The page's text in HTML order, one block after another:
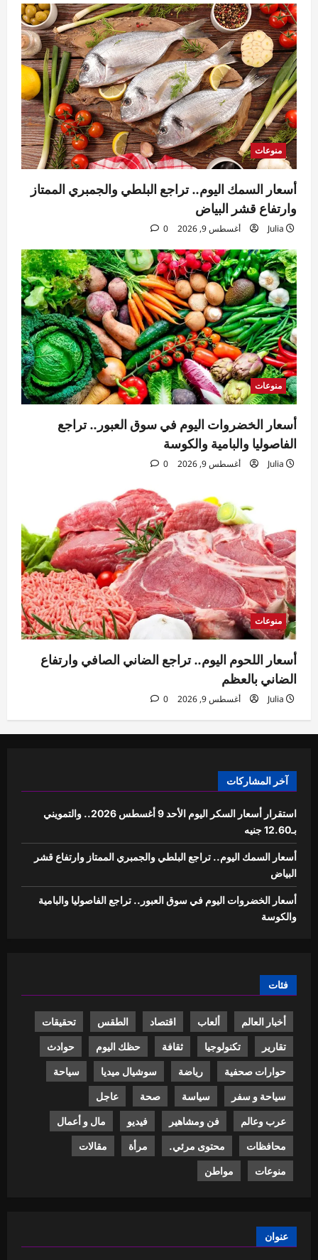
4
أسعار اللحوم اليوم.. تراجع الضاني الصافي
وارتفاع الضاني بالعظم
Julia
أغسطس 9, 2026 0
5
منوعات
أسعار الفاكهة اليوم في سوق العبور.. تباين
ملحوظ في الأصناف الصيفية
Julia
أغسطس 9, 2026 0
منوعات
أسعار السمك اليوم.. تراجع البلطي والجمبري الممتاز
وارتفاع قشر البياض
Julia أغسطس 9, 2026 0
منوعات
أسعار الخضروات اليوم في سوق العبور.. تراجع
الفاصوليا والبامية والكوسة
Julia أغسطس 9, 2026 0
منوعات
أسعار اللحوم اليوم.. تراجع الضاني الصافي وارتفاع
الضاني بالعظم
Julia أغسطس 9, 2026 0
آخر المشاركات
استقرار أسعار السكر اليوم الأحد 9 أغسطس 2026.. والتمويني
بـ12.60 جنيه
أسعار السمك اليوم.. تراجع البلطي والجمبري الممتاز وارتفاع قشر
البياض
أسعار الخضروات اليوم في سوق العبور.. تراجع الفاصوليا والبامية
والكوسة
فئات
أخبار العالم ألعاب اقتصاد الطقس تحقيقات
تقارير تكنولوجيا ثقافة حظك اليوم حوادث
حوارات صحفية رياضة سوشيال ميديا سياحة
سياحة و سفر سياسة صحة عاجل
عرب وعالم فن ومشاهير فيديو مال و أعمال
محافظات محتوى مرئي. مرأة مقالات
منوعات مواطن
عنوان